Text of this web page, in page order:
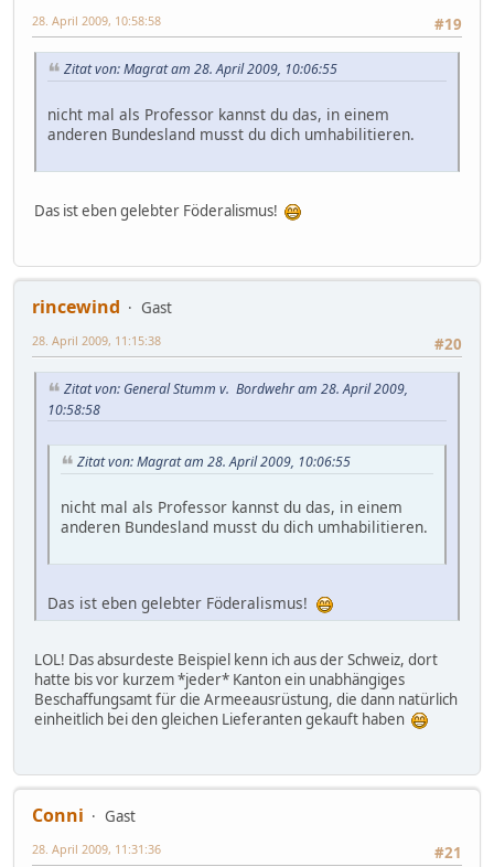
#19
28. April 2009, 10:58:58
Zitat von: Magrat am 28. April 2009, 10:06:55
nicht mal als Professor kannst du das, in einem
anderen Bundesland musst du dich umhabilitieren.
Das ist eben gelebter Föderalismus!
rincewind
Gast
#20
28. April 2009, 11:15:38
Zitat von: General Stumm v. Bordwehr am 28. April 2009,
10:58:58
Zitat von: Magrat am 28. April 2009, 10:06:55
nicht mal als Professor kannst du das, in einem
anderen Bundesland musst du dich umhabilitieren.
Das ist eben gelebter Föderalismus!
LOL! Das absurdeste Beispiel kenn ich aus der Schweiz, dort
hatte bis vor kurzem *jeder* Kanton ein unabhängiges
Beschaffungsamt für die Armeeausrüstung, die dann natürlich
einheitlich bei den gleichen Lieferanten gekauft haben
Conni
Gast
#21
28. April 2009, 11:31:36